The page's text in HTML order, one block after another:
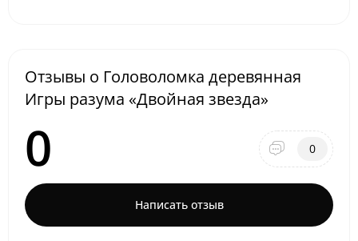
Отзывы о Головоломка деревянная
Игры разума «Двойная звезда»
0 0
Написать отзыв